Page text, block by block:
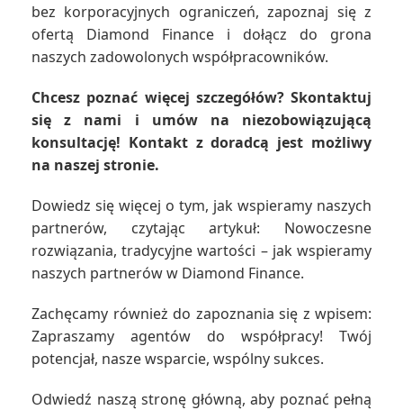
bez korporacyjnych ograniczeń, zapoznaj się z
ofertą Diamond Finance i dołącz do grona
naszych zadowolonych współpracowników.
Chcesz poznać więcej szczegółów? Skontaktuj
się z nami i umów na niezobowiązującą
konsultację! Kontakt z doradcą jest możliwy
na naszej stronie.
Dowiedz się więcej o tym, jak wspieramy naszych
partnerów, czytając artykuł: Nowoczesne
rozwiązania, tradycyjne wartości – jak wspieramy
naszych partnerów w Diamond Finance.
Zachęcamy również do zapoznania się z wpisem:
Zapraszamy agentów do współpracy! Twój
potencjał, nasze wsparcie, wspólny sukces.
Odwiedź naszą stronę główną, aby poznać pełną